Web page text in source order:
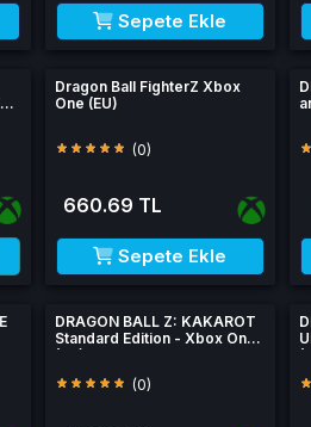
Sepete Ekle
Dragon Ball FighterZ Xbox
One (EU)
(0)
660.69 TL
Sepete Ekle
DRAGON BALL Z: KAKAROT
Standard Edition - Xbox One
(EU)
(0)